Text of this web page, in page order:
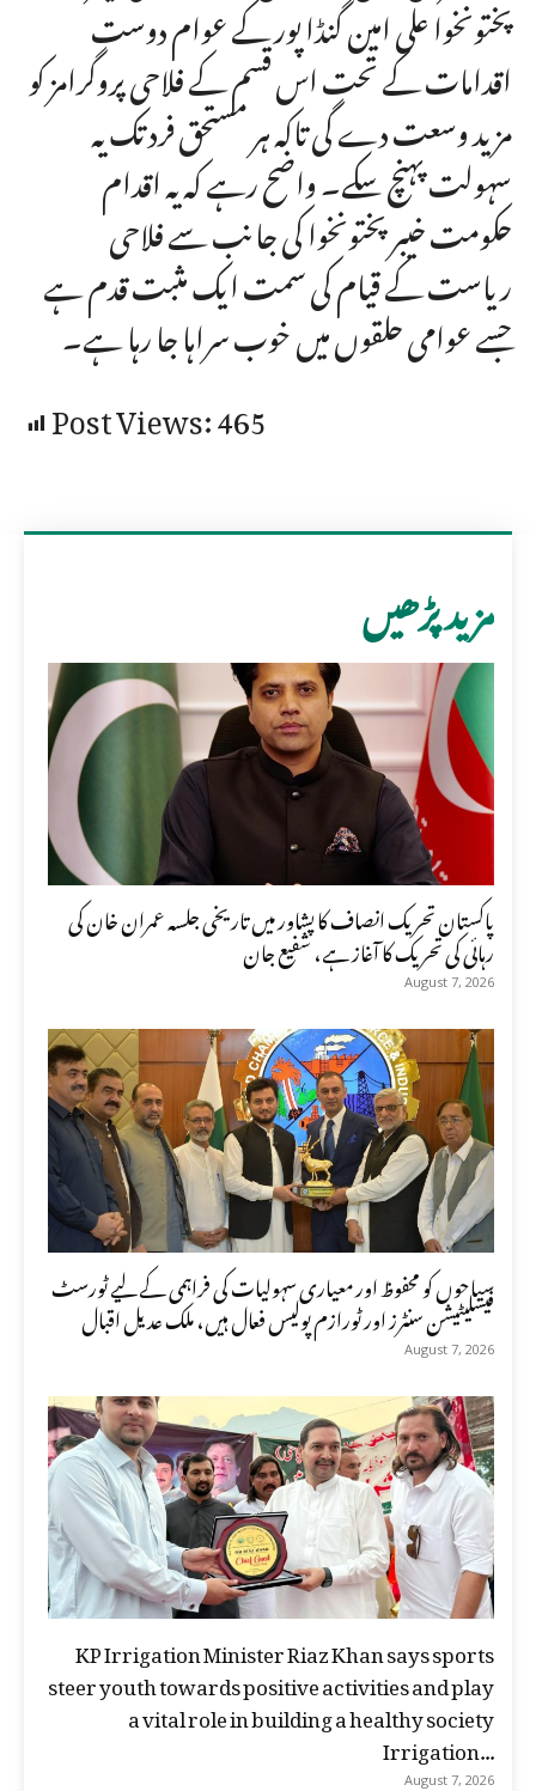
پختونخوا علی امین گنڈا پور کے عوام دوست
اقدامات کے تحت اس قسم کے فلاحی پروگرامز کو
مزید وسعت دے گی تاکہ ہر مستحق فرد تک یہ
سہولت پہنچ سکے۔ واضح رہے کہ یہ اقدام
حکومت خیبر پختونخوا کی جانب سے فلاحی
ریاست کے قیام کی سمت ایک مثبت قدم ہے
جسے عوامی حلقوں میں خوب سراہا جا رہا ہے۔
Post Views:465
مزید پڑھیں
پاکستان تحریک انصاف کا پشاور میں تاریخی جلسہ عمران خان کی
رہائی کی تحریک کا آغاز ہے، شفیع جان
August 7, 2026
سیاحوں کو محفوظ اور معیاری سہولیات کی فراہمی کے لیے ٹورسٹ
فیسلیٹیشن سنٹرز اور ٹورازم پولیس فعال ہیں، ملک عدیل اقبال
August 7, 2026
KP Irrigation Minister Riaz Khan says sports
steer youth towards positive activities and play
a vital role in building a healthy society
Irrigation...
August 7, 2026